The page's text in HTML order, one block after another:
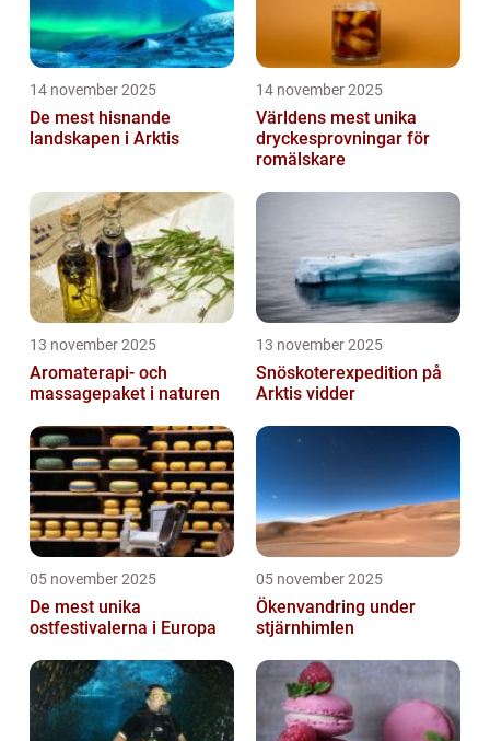
14 november 2025
De mest hisnande
landskapen i Arktis
14 november 2025
Världens mest unika
dryckesprovningar för
romälskare
13 november 2025
Aromaterapi- och
massagepaket i naturen
13 november 2025
Snöskoterexpedition på
Arktis vidder
05 november 2025
De mest unika
ostfestivalerna i Europa
05 november 2025
Ökenvandring under
stjärnhimlen